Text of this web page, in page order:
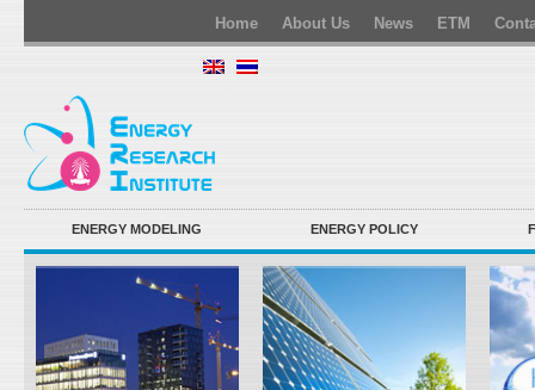
Home About Us News ETM
ENERGY MODELING ENERGY POLICY